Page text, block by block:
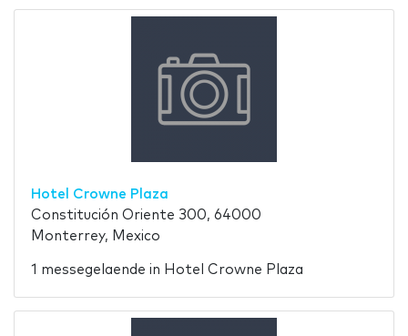
Hotel Crowne Plaza
Constitución Oriente 300, 64000
Monterrey, Mexico
1 messegelaende in Hotel Crowne Plaza